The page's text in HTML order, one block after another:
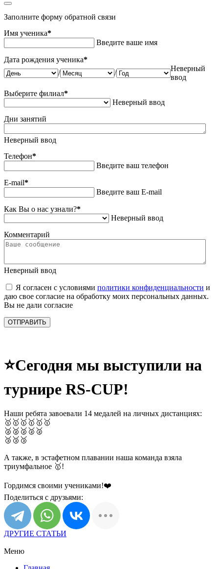
Заполните форму обратной связи
Имя ученика*
Введите ваше имя
Дата рождения ученика*
/
/
Неверный
ввод
Выберите филиал*
Неверный ввод
Дни занятий
Неверный ввод
Телефон*
Введите ваш телефон
E-mail*
Введите ваш E-mail
Как Вы о нас узнали?*
Неверный ввод
Комментарий
Неверный ввод
Я согласен с условиями политики конфиденциальности и
даю свое согласие на обработку моих персональных данных.
Вы не дали согласие
ОТПРАВИТЬ
⭐️Сегодня мы выступили на
турнире RS-CUP!
Наши ребята завоевали 14 медалей на личных дистанциях:
🥇🥇🥇🥇🥇🥇
🥈🥈🥈🥈🥈
🥉🥉🥉
А также, в эстафетном плавании наша команда взяла
триумфальное 🥇!
Гордимся своими учениками!❤️
Поделиться с друзьями:
ДРУГИЕ СТАТЬИ
Меню